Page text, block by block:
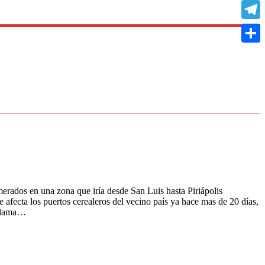
en una zona que iría desde San Luis hasta Piriápolis
los puertos cerealeros del vecino país ya hace mas de 20 días,
Copy
Link